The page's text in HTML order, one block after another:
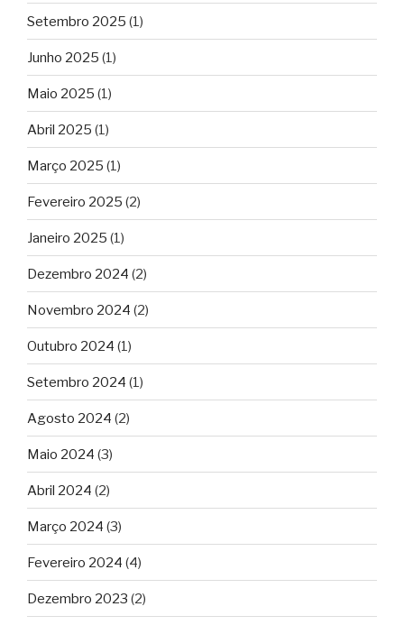
Setembro 2025 (1)
Junho 2025 (1)
Maio 2025 (1)
Abril 2025 (1)
Março 2025 (1)
Fevereiro 2025 (2)
Janeiro 2025 (1)
Dezembro 2024 (2)
Novembro 2024 (2)
Outubro 2024 (1)
Setembro 2024 (1)
Agosto 2024 (2)
Maio 2024 (3)
Abril 2024 (2)
Março 2024 (3)
Fevereiro 2024 (4)
Dezembro 2023 (2)